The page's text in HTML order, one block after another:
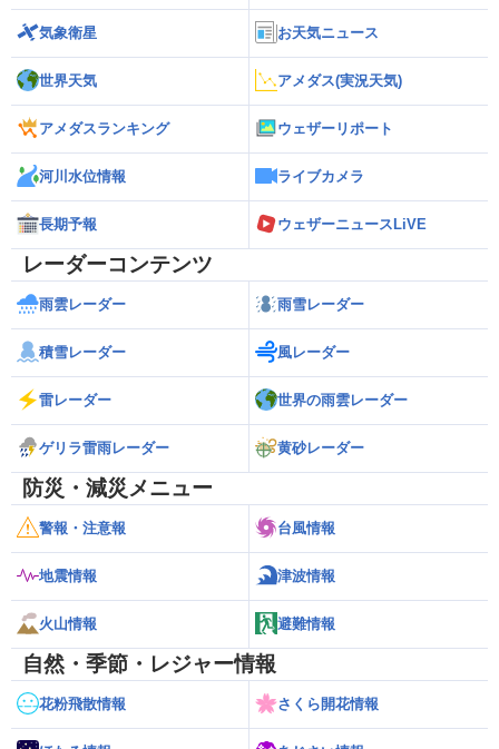
気象衛星 お天気ニュース
世界天気 アメダス(実況天気)
アメダスランキング ウェザーリポート
河川水位情報 ライブカメラ
長期予報 ウェザーニュースLiVE
レーダーコンテンツ
雨雲レーダー 雨雪レーダー
積雪レーダー 風レーダー
雷レーダー 世界の雨雲レーダー
ゲリラ雷雨レーダー 黄砂レーダー
防災・減災メニュー
警報・注意報 台風情報
地震情報 津波情報
火山情報 避難情報
自然・季節・レジャー情報
花粉飛散情報 さくら開花情報